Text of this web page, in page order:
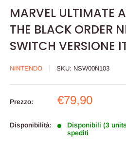
MARVEL ULTIMATE
THE BLACK ORDER
SWITCH VERSIONE
NINTENDO SKU: NSW00N103
Prezzo:
Prezzo
€79,90
Disponibilità:
Disponibili (3
spediti